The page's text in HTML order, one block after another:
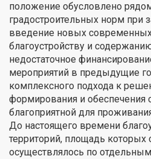
положение обусловлено
градостроительных норм при
введение новых
благоустройству и
недостаточное
мероприятий в предыдущие
комплексного подхода к
формирования и обеспечения
благоприятной для
До настоящего времени
территорий, площадь которых
осуществлялось по